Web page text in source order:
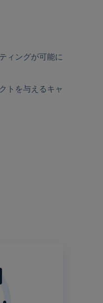
ィングが可能に
トを与えるキャ